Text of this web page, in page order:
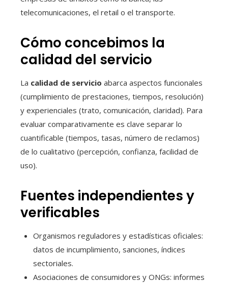
telecomunicaciones, el retail o el transporte.
Cómo concebimos la
calidad del servicio
La calidad de servicio abarca aspectos funcionales
(cumplimiento de prestaciones, tiempos, resolución)
y experienciales (trato, comunicación, claridad). Para
evaluar comparativamente es clave separar lo
cuantificable (tiempos, tasas, número de reclamos)
de lo cualitativo (percepción, confianza, facilidad de
uso).
Fuentes independientes y
verificables
Organismos reguladores y estadísticas oficiales:
datos de incumplimiento, sanciones, índices
sectoriales.
Asociaciones de consumidores y ONGs: informes